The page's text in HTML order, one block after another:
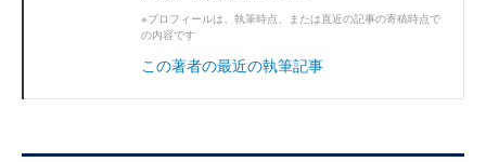
※プロフィールは、執筆時点、または直近の記事の寄稿時点で
の内容です
この著者の最近の執筆記事